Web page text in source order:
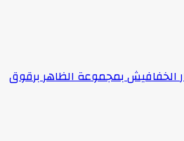
الخفافيش بمجموعة الظاهر برقوق